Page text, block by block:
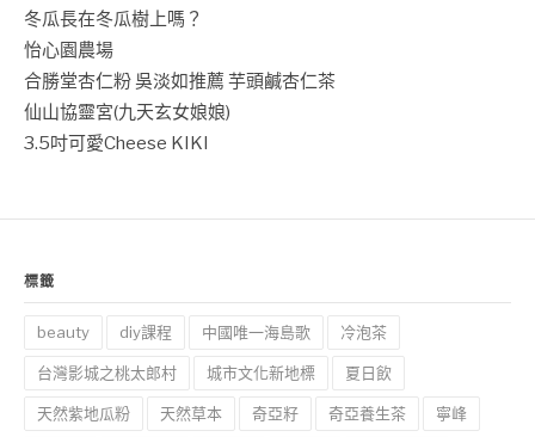
冬瓜長在冬瓜樹上嗎？
怡心園農場
合勝堂杏仁粉 吳淡如推薦 芋頭鹹杏仁茶
仙山協靈宮(九天玄女娘娘)
3.5吋可愛Cheese KIKI
標籤
beauty diy課程 中國唯一海島歌 冷泡茶
台灣影城之桃太郎村 城市文化新地標 夏日飲
天然紫地瓜粉 天然草本 奇亞籽 奇亞養生茶 寧峰